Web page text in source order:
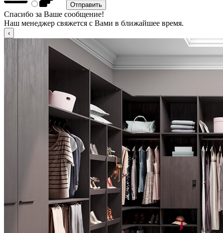
Спасибо за Ваше сообщение!
Наш менеджер свяжется с Вами в ближайшее время.